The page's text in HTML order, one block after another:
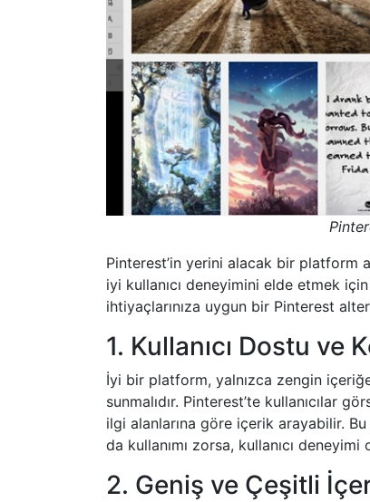
Pinterest’in yerini alacak bir platform
iyi kullanıcı deneyimini elde etmek
ihtiyaçlarınıza uygun bir Pinterest
1. Kullanıcı Dostu ve
İyi bir platform, yalnızca zengin
sunmalıdır. Pinterest’te kullanıcılar
ilgi alanlarına göre içerik arayabilir.
da kullanımı zorsa, kullanıcı
2. Geniş ve Çeşitli